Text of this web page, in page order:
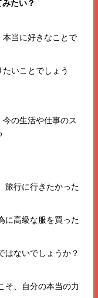
たい？
本当に好きなことで
いことでしょう
今の生活や仕事のス
旅行に行きたかった
に高級な服を買った
はないでしょうか？
そ、自分の本当の力